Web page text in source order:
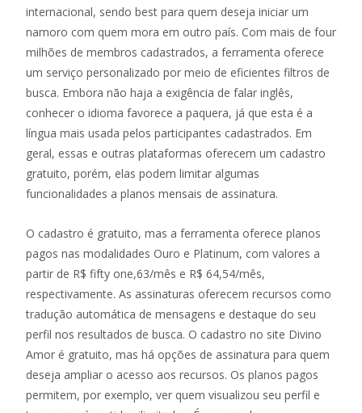
internacional, sendo best para quem deseja iniciar um
namoro com quem mora em outro país. Com mais de four
milhões de membros cadastrados, a ferramenta oferece
um serviço personalizado por meio de eficientes filtros de
busca. Embora não haja a exigência de falar inglês,
conhecer o idioma favorece a paquera, já que esta é a
língua mais usada pelos participantes cadastrados. Em
geral, essas e outras plataformas oferecem um cadastro
gratuito, porém, elas podem limitar algumas
funcionalidades a planos mensais de assinatura.
O cadastro é gratuito, mas a ferramenta oferece planos
pagos nas modalidades Ouro e Platinum, com valores a
partir de R$ fifty one,63/mês e R$ 64,54/mês,
respectivamente. As assinaturas oferecem recursos como
tradução automática de mensagens e destaque do seu
perfil nos resultados de busca. O cadastro no site Divino
Amor é gratuito, mas há opções de assinatura para quem
deseja ampliar o acesso aos recursos. Os planos pagos
permitem, por exemplo, ver quem visualizou seu perfil e